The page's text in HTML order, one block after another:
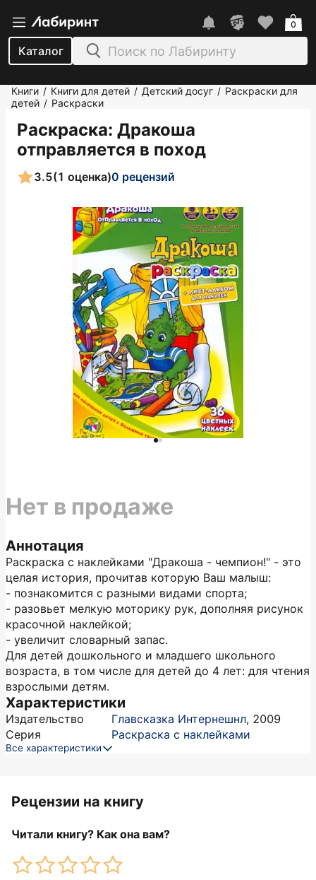
Каталог
0
Книги / Книги для детей / Детский досуг / Раскраски для
детей / Раскраски
Раскраска: Дракоша
отправляется в поход
3.5(1 оценка)0 рецензий
Аннотация
Раскраска с наклейками "Дракоша - чемпион!" - это
целая история, прочитав которую Ваш малыш:
- познакомится с разными видами спорта;
- разовьет мелкую моторику рук, дополняя рисунок
красочной наклейкой;
- увеличит словарный запас.
Для детей дошкольного и младшего школьного
возраста, в том числе для детей до 4 лет: для чтения
взрослыми детям.
Характеристики
Издательство Главсказка Интернешнл, 2009
Серия
Раскраска с наклейками
Все характеристики
Нет в продаже
Рецензии на книгу
Читали книгу? Как она вам?